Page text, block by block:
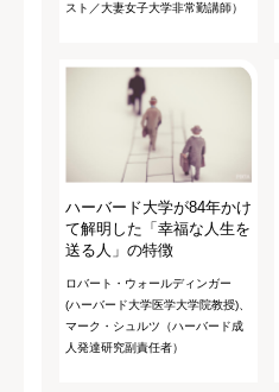
スト／大妻女子大学非常勤講師）
ハーバード大学が84年かけ
て解明した「幸福な人生を
送る人」の特徴
ロバート・ウォールディンガー
(ハーバード大学医学大学院教授)、
マーク・シュルツ（ハーバード成
人発達研究副責任者）